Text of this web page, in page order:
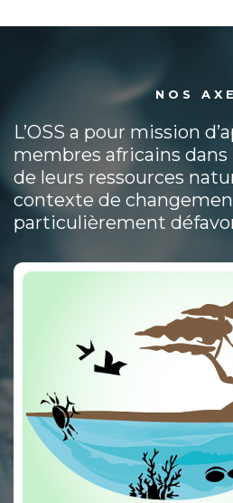
NOS
L’OSS a pour mission
membres africains
de leurs ressources
contexte de
particulièrement